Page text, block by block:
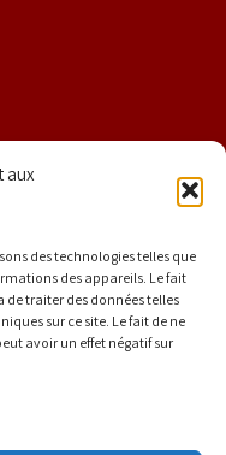
aux
des technologies telles que
des appareils. Le fait
traiter des données telles
sur ce site. Le fait de ne
avoir un effet négatif sur